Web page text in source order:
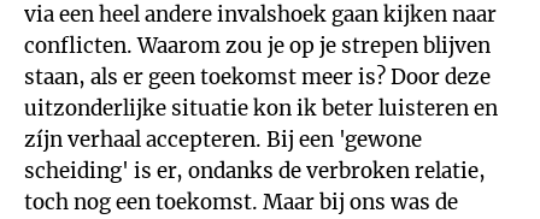
via een heel andere invalshoek gaan kijken naar
conflicten. Waarom zou je op je strepen blijven
staan, als er geen toekomst meer is? Door deze
uitzonderlijke situatie kon ik beter luisteren en
zíjn verhaal accepteren. Bij een 'gewone
scheiding' is er, ondanks de verbroken relatie,
toch nog een toekomst. Maar bij ons was de